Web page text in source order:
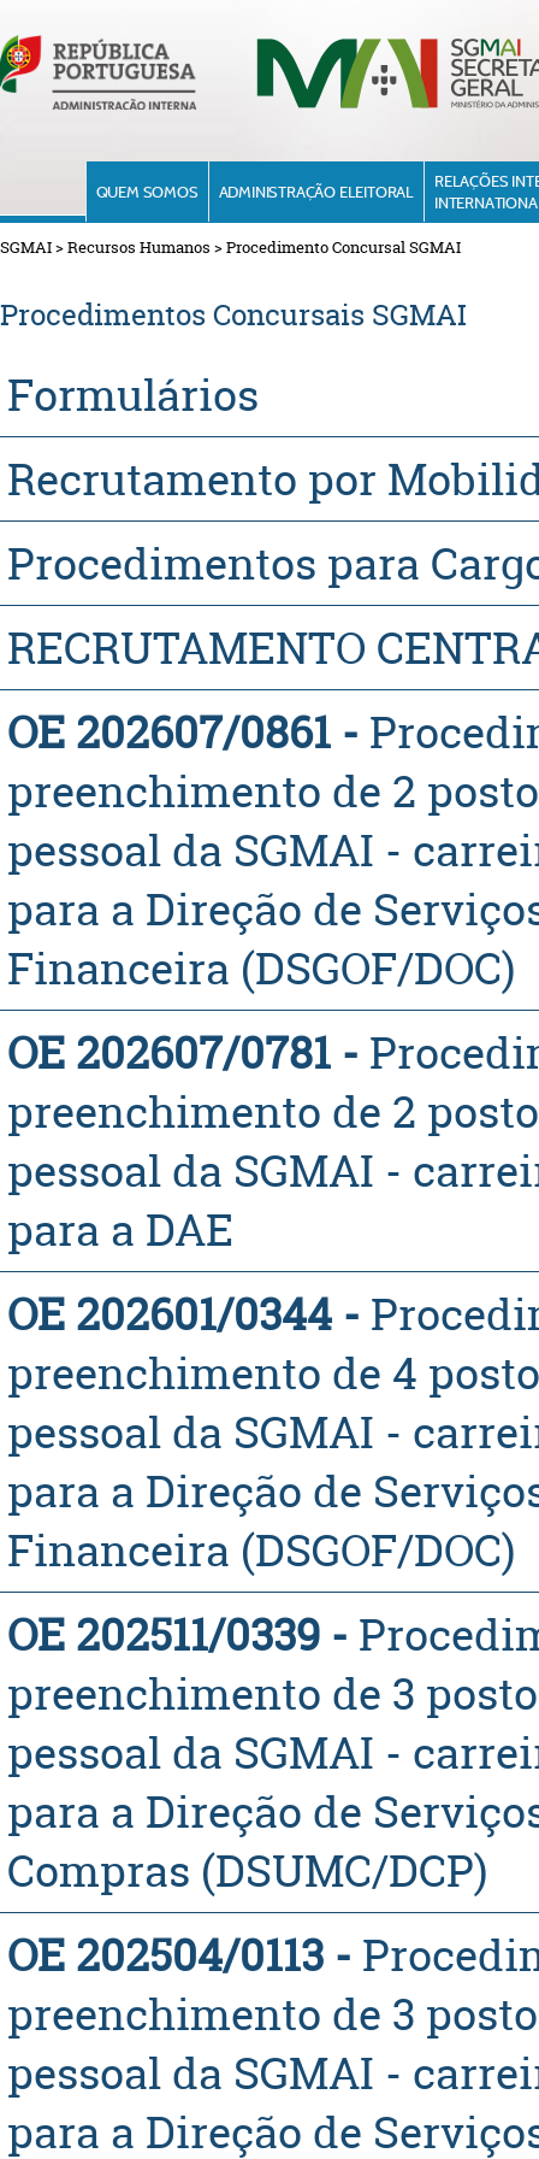
QUEM SOMOS ADMINISTRAÇÃO ELEITORAL
RELAÇÕES
SGMAI>Recursos Humanos >Procedimento Concursal SGMAI
Procedimentos Concursais SGMAI
Formulários
Recrutamento por
Procedimentos para
RECRUTAMENTO
OE 202607/0861 -
preenchimento de 2
pessoal da SGMAI -
para a Direção de
Financeira (DSGOF/DOC)
OE 202607/0781 -
preenchimento de 2
pessoal da SGMAI -
para a DAE
OE 202601/0344 -
preenchimento de 4
pessoal da SGMAI -
para a Direção de
Financeira (DSGOF/DOC)
OE 202511/0339 -
preenchimento de 3
pessoal da SGMAI -
para a Direção de
Compras (DSUMC/DCP)
OE 202504/0113 -
preenchimento de 3
pessoal da SGMAI -
para a Direção de